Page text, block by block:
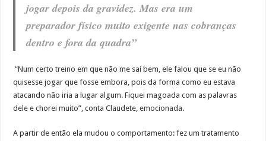
jogar depois da gravidez. Mas era um
preparador físico muito exigente nas cobranças
dentro e fora da quadra”
“Num certo treino em que não me saí bem, ele falou que se eu não
quisesse jogar que fosse embora, pois da forma como eu estava
atacando não iria a lugar algum. Fiquei magoada com as palavras
dele e chorei muito”, conta Claudete, emocionada.
A partir de então ela mudou o comportamento: fez um tratamento